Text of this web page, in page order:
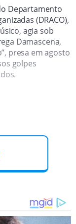
Departamento
(DRACO),
agia sob
Damascena,
presa em agosto
golpes